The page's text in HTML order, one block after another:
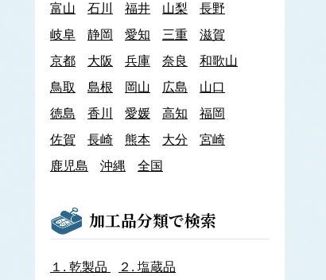
クロアワビ
マダカアワビ
メガイアワビ
イ
イカナゴ
いか類
アオリイカ
アメリカオオアカイカ
アルゼンチンイレックス
アルゼンチンマツイカ
スルメイカ
ニュージーランドスルメイカ
ヤリイカ
富山
石川 福井 山梨
長野
岐阜
静岡 愛知 三重
滋賀
京都
大阪 兵庫 奈良
和歌山
鳥取
島根 岡山 広島
山口
徳島
香川 愛媛 高知
福岡
佐賀
長崎 熊本 大分
宮崎
鹿児島
沖縄 全国
加工品分類で検索
１. 乾製品 ２. 塩蔵品